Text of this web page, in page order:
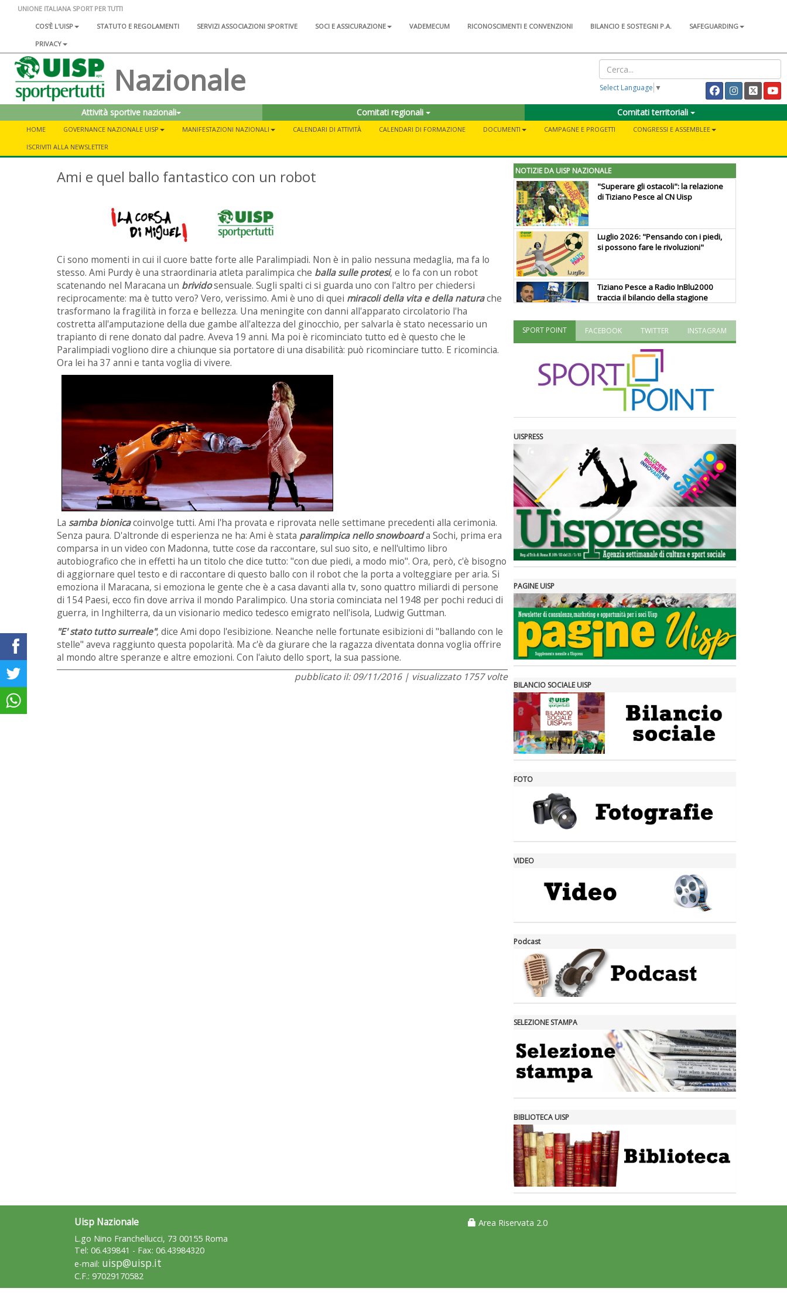
UNIONE ITALIANA SPORT PER TUTTI
COS'È L'UISP
STATUTO E REGOLAMENTI SERVIZI ASSOCIAZIONI SPORTIVE SOCI E ASSICURAZIONE VADEMECUM RICONOSCIMENTI E CONVENZIONI BILANCIO E SOSTEGNI P.A.
SAFEGUARDING
PRIVACY
Nazionale Select Language ▼
Attività sportive nazionali Comitati regionali Comitati territoriali
HOME GOVERNANCE NAZIONALE UISP MANIFESTAZIONI NAZIONALI CALENDARI DI ATTIVITÀ CALENDARI DI FORMAZIONE DOCUMENTI CAMPAGNE E PROGETTI
CONGRESSI E ASSEMBLEE
ISCRIVITI ALLA NEWSLETTER
Ami e quel ballo fantastico con un robot
Ci sono momenti in cui il cuore batte forte alle Paralimpiadi. Non è in palio nessuna medaglia, ma fa lo
stesso. Ami Purdy è una straordinaria atleta paralimpica che balla sulle protesi, e lo fa con un robot
scatenando nel Maracana un brividosensuale. Sugli spalti ci si guarda uno con l'altro per chiedersi
reciprocamente: ma è tutto vero? Vero, verissimo. Ami è uno di quei miracoli della vita e della naturache
trasformano la fragilità in forza e bellezza. Una meningite con danni all'apparato circolatorio l'ha
costretta all'amputazione della due gambe all'altezza del ginocchio, per salvarla è stato necessario un
trapianto di rene donato dal padre. Aveva 19 anni. Ma poi è ricominciato tutto ed è questo che le
Paralimpiadi vogliono dire a chiunque sia portatore di una disabilità: può ricominciare tutto. E ricomincia.
Ora lei ha 37 anni e tanta voglia di vivere.
La samba bionicacoinvolge tutti. Ami l'ha provata e riprovata nelle settimane precedenti alla cerimonia.
Senza paura. D'altronde di esperienza ne ha: Ami è stata paralimpica nello snowboarda Sochi, prima era
comparsa in un video con Madonna, tutte cose da raccontare, sul suo sito, e nell'ultimo libro
autobiografico che in effetti ha un titolo che dice tutto: "con due piedi, a modo mio". Ora, però, c'è bisogno
di aggiornare quel testo e di raccontare di questo ballo con il robot che la porta a volteggiare per aria. Si
emoziona il Maracana, si emoziona le gente che è a casa davanti alla tv, sono quattro miliardi di persone
di 154 Paesi, ecco fin dove arriva il mondo Paralimpico. Una storia cominciata nel 1948 per pochi reduci di
guerra, in Inghilterra, da un visionario medico tedesco emigrato nell'isola, Ludwig Guttman.
"E' stato tutto surreale", dice Ami dopo l'esibizione. Neanche nelle fortunate esibizioni di "ballando con le
stelle" aveva raggiunto questa popolarità. Ma c'è da giurare che la ragazza diventata donna voglia offrire
al mondo altre speranze e altre emozioni. Con l'aiuto dello sport, la sua passione.
pubblicato il: 09/11/2016 | visualizzato 1757 volte
NOTIZIE DA UISP NAZIONALE
"Superare gli ostacoli": la relazione
di Tiziano Pesce al CN Uisp
Luglio 2026: "Pensando con i piedi,
si possono fare le rivoluzioni"
Tiziano Pesce a Radio InBlu2000
traccia il bilancio della stagione
valorizzi le nostre specificità"
La formazione Uisp rallenta ma
prosegue anche in estate
Fondazione Terzjus: prima riunione
a Roma
SPORT POINT FACEBOOK TWITTER INSTAGRAM
UISPRESS
PAGINE UISP
BILANCIO SOCIALE UISP
FOTO
VIDEO
Podcast
SELEZIONE STAMPA
BIBLIOTECA UISP
Uisp Nazionale
L.go Nino Franchellucci, 73 00155 Roma
Tel: 06.439841 - Fax: 06.43984320
e-mail: uisp@uisp.it
C.F.: 97029170582
Area Riservata 2.0